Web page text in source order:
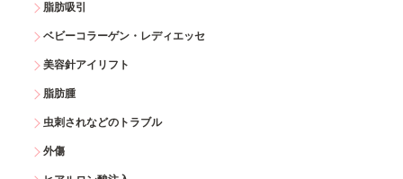
脂肪吸引
ベビーコラーゲン・レディエッセ
美容針アイリフト
脂肪腫
虫刺されなどのトラブル
外傷